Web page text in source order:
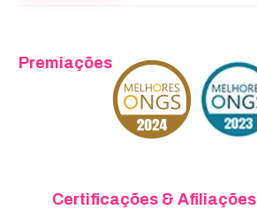
Premiações
Certificações & Afiliações